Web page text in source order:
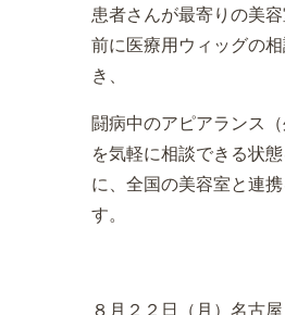
患者さんが最寄りの美
前に医療用ウィッグの
き、
闘病中のアピアランス
を気軽に相談できる状
に、全国の美容室と連
す。
８月２２日（月）名古